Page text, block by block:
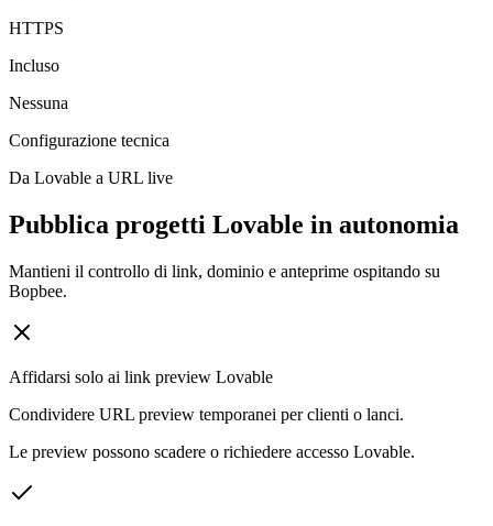
HTTPS
Incluso
Nessuna
Configurazione tecnica
Da Lovable a URL live
Pubblica progetti Lovable in autonomia
Mantieni il controllo di link, dominio e anteprime ospitando su
Bopbee.
Affidarsi solo ai link preview Lovable
Condividere URL preview temporanei per clienti o lanci.
Le preview possono scadere o richiedere accesso Lovable.